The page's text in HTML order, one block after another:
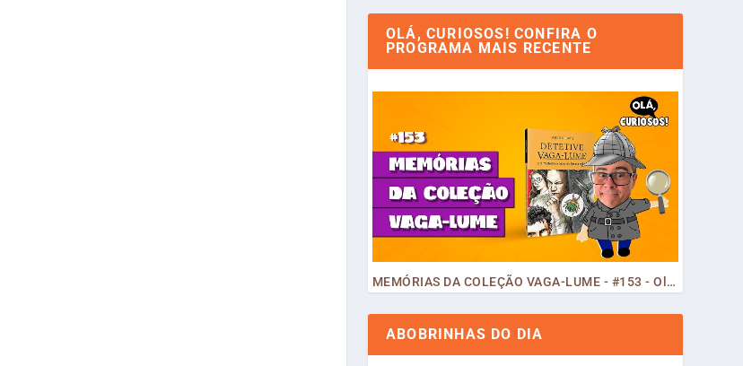
OLÁ, CURIOSOS! CONFIRA O
PROGRAMA MAIS RECENTE
MEMÓRIAS DA COLEÇÃO VAGA-LUME - #153 - Olá, Curiosos! 2023
ABOBRINHAS DO DIA